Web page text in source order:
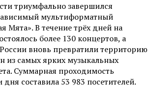
триумфально завершился
мультиформатный
Мята». В течение трёх дней на
более 130 концертов, а
вновь превратили территорию
из самых ярких музыкальных
Суммарная проходимость
дня составила 53 983 посетителей.